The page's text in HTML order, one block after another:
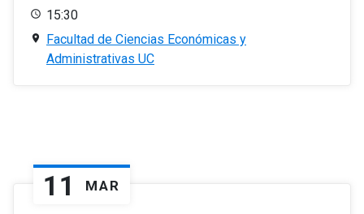
15:30
Facultad de Ciencias Económicas y
Administrativas UC
11 MAR